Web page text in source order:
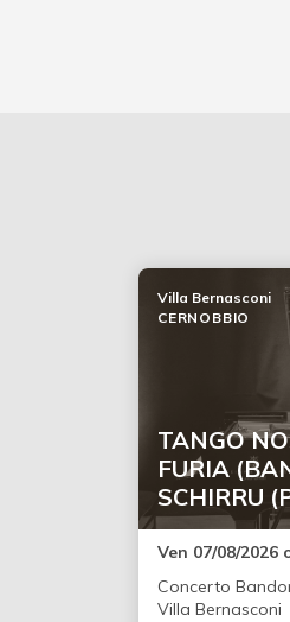
TANGO
FURIA
SCHIRRU
Villa Bernasconi
CERNOBBIO
Ven 07/08/2026
Concerto
Villa Bernasconi